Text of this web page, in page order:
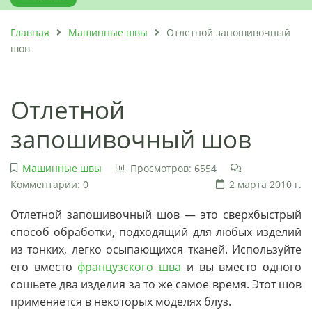
Главная Машинные швы
Отлетной запошивочный
шов
Отлетной
запошивочный шов
Машинные швы
Просмотров: 6554
Комментарии: 0
2 марта 2010 г.
Отлетной запошивочный шов — это сверхбыстрый
способ обработки, подходящий для любых изделий
из тонких, легко осыпающихся тканей. Используйте
его вместо французского шва и вы вместо одного
сошьете два изделия за то же самое время. Этот шов
применяется в некоторых моделях блуз.